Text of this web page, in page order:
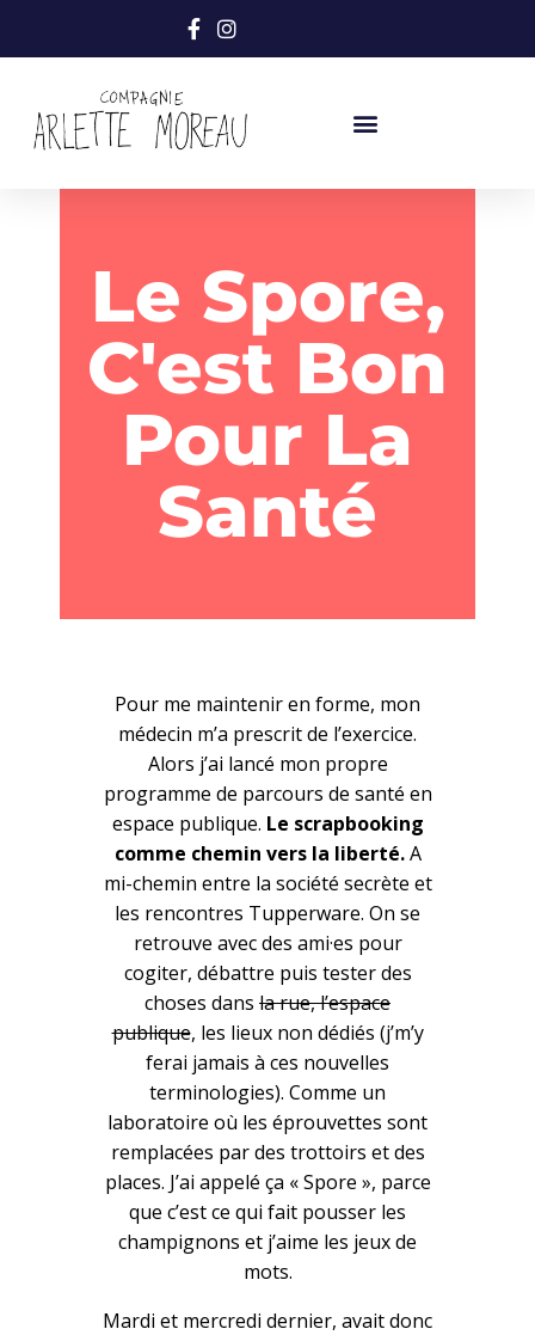
Le Spore,
C'est Bon
Pour La
Santé
Pour me maintenir en forme, mon
médecin m’a prescrit de l’exercice.
Alors j’ai lancé mon propre
programme de parcours de santé en
espace publique. Le scrapbooking
comme chemin vers la liberté.A
mi-chemin entre la société secrète et
les rencontres Tupperware. On se
retrouve avec des ami·es pour
cogiter, débattre puis tester des
choses dans la rue, l’espace
publique, les lieux non dédiés (j’m’y
ferai jamais à ces nouvelles
terminologies). Comme un
laboratoire où les éprouvettes sont
remplacées par des trottoirs et des
places. J’ai appelé ça « Spore », parce
que c’est ce qui fait pousser les
champignons et j’aime les jeux de
mots.
Mardi et mercredi dernier, avait donc